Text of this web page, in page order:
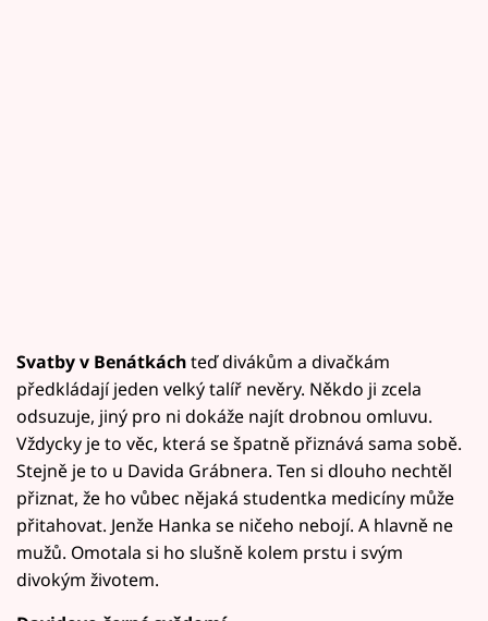
Svatby v Benátkáchteď divákům a divačkám
předkládají jeden velký talíř nevěry. Někdo ji zcela
odsuzuje, jiný pro ni dokáže najít drobnou omluvu.
Vždycky je to věc, která se špatně přiznává sama sobě.
Stejně je to u Davida Grábnera. Ten si dlouho nechtěl
přiznat, že ho vůbec nějaká studentka medicíny může
přitahovat. Jenže Hanka se ničeho nebojí. A hlavně ne
mužů. Omotala si ho slušně kolem prstu i svým
divokým životem.